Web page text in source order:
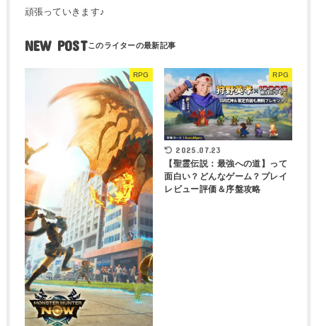
頑張っていきます♪
NEW POST
RPG RPG
2025.07.23
【聖霊伝説：最強への道】って
面白い？どんなゲーム？プレイ
レビュー評価＆序盤攻略